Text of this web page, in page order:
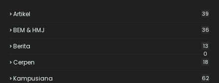
Artikel 39
BEM & HMJ 36
Berita
13
0
Cerpen 18
Kampusiana 62